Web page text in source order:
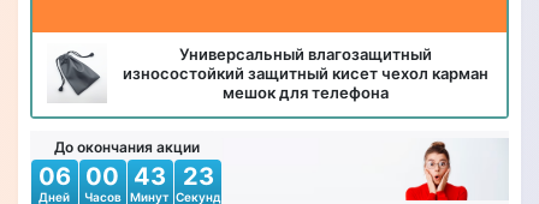
Универсальный влагозащитный
износостойкий защитный кисет чехол карман
мешок для телефона
До окончания акции
06
Дней
00
Часов
43
Минут
21
Секунд